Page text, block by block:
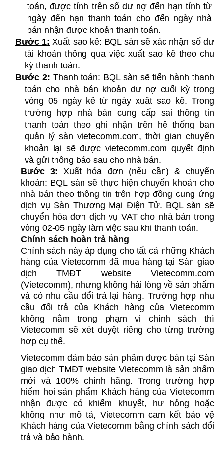
toán, được tính trên số dư nợ đến hạn tính từ
ngày đến hạn thanh toán cho đến ngày nhà
bán nhận được khoản thanh toán.
Bước 1: Xuất sao kê: BQL sàn sẽ xác nhận số dư
tài khoản thông qua việc xuất sao kê theo chu
kỳ thanh toán.
Bước 2: Thanh toán: BQL sàn sẽ tiến hành thanh
toán cho nhà bán khoản dư nợ cuối kỳ trong
vòng 05 ngày kể từ ngày xuất sao kê. Trong
trường hợp nhà bán cung cấp sai thông tin
thanh toán theo ghi nhận trên hệ thống ban
quản lý sàn vietecomm.com, thời gian chuyển
khoản lại sẽ được vietecomm.com quyết định
và gửi thông báo sau cho nhà bán.
Bước 3: Xuất hóa đơn (nếu cần) & chuyển
khoản: BQL sàn sẽ thực hiện chuyển khoản cho
nhà bán theo thông tin trên hợp đồng cung ứng
dịch vụ Sàn Thương Mại Điện Tử. BQL sàn sẽ
chuyển hóa đơn dịch vụ VAT cho nhà bán trong
vòng 02-05 ngày làm việc sau khi thanh toán.
Chính sách hoàn trả hàng
Chính sách này áp dụng cho tất cả những Khách
hàng của Vietecomm đã mua hàng tại Sàn giao
dịch TMĐT website Vietecomm.com
(Vietecomm), nhưng không hài lòng về sản phẩm
và có nhu cầu đổi trả lại hàng. Trường hợp nhu
cầu đổi trả của Khách hàng của Vietecomm
không nằm trong phạm vi chính sách thì
Vietecomm sẽ xét duyệt riêng cho từng trường
hợp cụ thể.
Vietecomm đảm bảo sản phẩm được bán tại Sàn
giao dịch TMĐT website Vietecomm là sản phẩm
mới và 100% chính hãng. Trong trường hợp
hiếm hoi sản phẩm Khách hàng của Vietecomm
nhận được có khiếm khuyết, hư hỏng hoặc
không như mô tả, Vietecomm cam kết bảo vệ
Khách hàng của Vietecomm bằng chính sách đổi
trả và bảo hành.